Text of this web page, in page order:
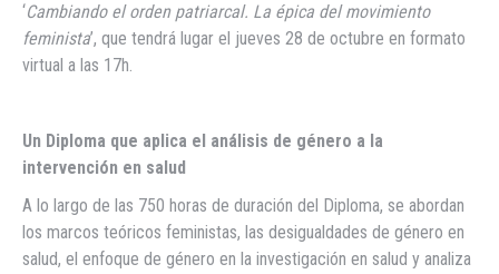
‘Cambiando el orden patriarcal. La épica del movimiento
feminista’, que tendrá lugar el jueves 28 de octubre en formato
virtual a las 17h.
Un Diploma que aplica el análisis de género a la
intervención en salud
A lo largo de las 750 horas de duración del Diploma, se abordan
los marcos teóricos feministas, las desigualdades de género en
salud, el enfoque de género en la investigación en salud y analiza